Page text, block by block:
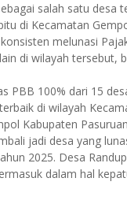
salah satu desa
di Kecamatan
melunasi
di wilayah tersebut,
PBB 100% dari 15
di wilayah
Kabupaten
jadi desa yang
2025. Desa
dalam hal